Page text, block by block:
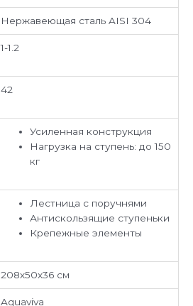
Нержавеющая сталь AISI 304
1-1.2
42
Усиленная конструкция
Нагрузка на ступень: до 150
кг
Лестница с поручнями
Антискользящие ступеньки
Крепежные элементы
208х50х36 см
Aquaviva